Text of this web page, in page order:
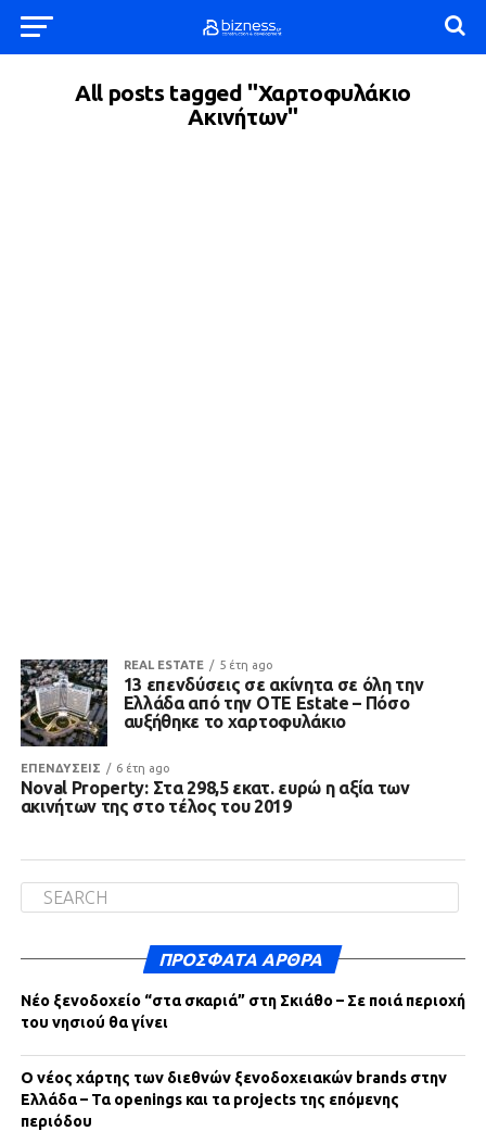
All posts tagged "Χαρτοφυλάκιο
Ακινήτων"
REAL ESTATE 5 έτη ago
13 επενδύσεις σε ακίνητα σε όλη την
Ελλάδα από την OTE Estate – Πόσο
αυξήθηκε το χαρτοφυλάκιο
ΕΠΕΝΔΥΣΕΙΣ 6 έτη ago
Noval Property: Στα 298,5 εκατ. ευρώ η αξία των
ακινήτων της στο τέλος του 2019
ΠΡΌΣΦΑΤΑ ΆΡΘΡΑ
Νέο ξενοδοχείο “στα σκαριά” στη Σκιάθο – Σε ποιά περιοχή
του νησιού θα γίνει
Ο νέος χάρτης των διεθνών ξενοδοχειακών brands στην
Ελλάδα – Τα openings και τα projects της επόμενης
περιόδου